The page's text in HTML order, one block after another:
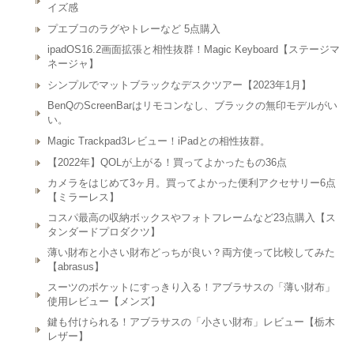
イズ感
プエブコのラグやトレーなど 5点購入
ipadOS16.2画面拡張と相性抜群！Magic Keyboard【ステージマ
ネージャ】
シンプルでマットブラックなデスクツアー【2023年1月】
BenQのScreenBarはリモコンなし、ブラックの無印モデルがい
い。
Magic Trackpad3レビュー！iPadとの相性抜群。
【2022年】QOLが上がる！買ってよかったもの36点
カメラをはじめて3ヶ月。買ってよかった便利アクセサリー6点
【ミラーレス】
コスパ最高の収納ボックスやフォトフレームなど23点購入【ス
タンダードプロダクツ】
薄い財布と小さい財布どっちが良い？両方使って比較してみた
【abrasus】
スーツのポケットにすっきり入る！アブラサスの「薄い財布」
使用レビュー【メンズ】
鍵も付けられる！アブラサスの「小さい財布」レビュー【栃木
レザー】